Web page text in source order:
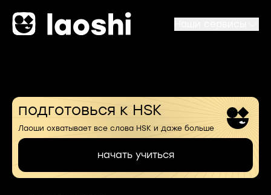
подготовься к HSK
Лаоши охватывает все слова HSK и даже больше
начать учиться